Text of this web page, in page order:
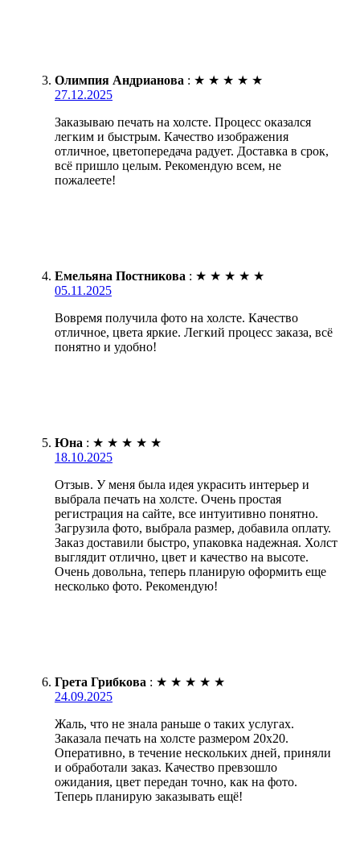
Олимпия Андрианова : ★ ★ ★ ★ ★
27.12.2025
Заказываю печать на холсте. Процесс оказался
легким и быстрым. Качество изображения
отличное, цветопередача радует. Доставка в срок,
всё пришло целым. Рекомендую всем, не
пожалеете!
Емельяна Постникова : ★ ★ ★ ★ ★
05.11.2025
Вовремя получила фото на холсте. Качество
отличное, цвета яркие. Легкий процесс заказа, всё
понятно и удобно!
Юна : ★ ★ ★ ★ ★
18.10.2025
Отзыв. У меня была идея украсить интерьер и
выбрала печать на холсте. Очень простая
регистрация на сайте, все интуитивно понятно.
Загрузила фото, выбрала размер, добавила оплату.
Заказ доставили быстро, упаковка надежная. Холст
выглядит отлично, цвет и качество на высоте.
Очень довольна, теперь планирую оформить еще
несколько фото. Рекомендую!
Грета Грибкова : ★ ★ ★ ★ ★
24.09.2025
Жаль, что не знала раньше о таких услугах.
Заказала печать на холсте размером 20х20.
Оперативно, в течение нескольких дней, приняли
и обработали заказ. Качество превзошло
ожидания, цвет передан точно, как на фото.
Теперь планирую заказывать ещё!